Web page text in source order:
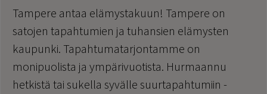
Tampere antaa elämystakuun! Tampere on
satojen tapahtumien ja tuhansien elämysten
kaupunki. Tapahtumatarjontamme on
monipuolista ja ympärivuotista. Hurmaannu
hetkistä tai sukella syvälle suurtapahtumiin -